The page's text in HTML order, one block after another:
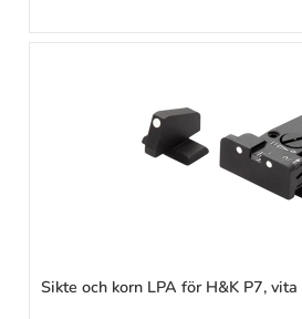
Sikte och korn LPA för H&K P7,